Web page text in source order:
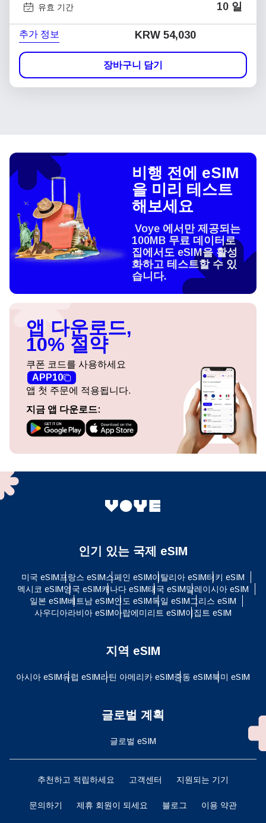
유효 기간 10 일
추가 정보 KRW 54,030
장바구니 담기
비행 전에 eSIM
을 미리 테스트
해보세요
Voye 에서만 제공되는
100MB 무료 데이터로
집에서도 eSIM을 활성
화하고 테스트할 수 있
습니다.
앱 다운로드,
10% 절약
쿠폰 코드를 사용하세요
APP10
앱 첫 주문에 적용됩니다.
지금 앱 다운로드:
인기 있는 국제 eSIM
미국 eSIM프랑스 eSIM스페인 eSIM이탈리아 eSIM터키 eSIM
멕시코 eSIM영국 eSIM캐나다 eSIM태국 eSIM말레이시아 eSIM
일본 eSIM베트남 eSIM인도 eSIM독일 eSIM그리스 eSIM
사우디아라비아 eSIM아랍에미리트 eSIM이집트 eSIM
지역 eSIM
아시아 eSIM유럽 ​​eSIM라틴 아메리카 eSIM중동 eSIM북미 eSIM
글로벌 계획
글로벌 eSIM
추천하고 적립하세요 고객센터 지원되는 기기
문의하기 제휴 회원이 되세요 블로그 이용 약관